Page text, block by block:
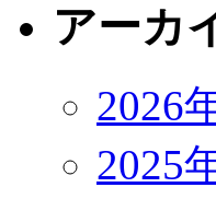
アーカ
2026
2025